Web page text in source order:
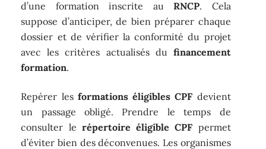
d’une formation inscrite auRNCP. Cela
suppose d’anticiper, de bien préparer chaque
dossier et de vérifier la conformité du projet
avec les critères actualisés du financement
formation.
Repérer les formations éligibles CPF devient
un passage obligé. Prendre le temps de
consulter le répertoire éligible CPF permet
d’éviter bien des déconvenues. Les organismes